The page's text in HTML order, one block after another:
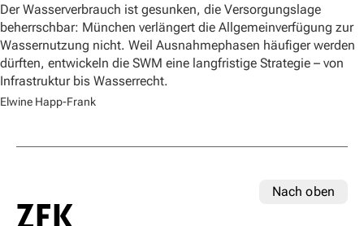
Der Wasserverbrauch ist gesunken, die Versorgungslage
beherrschbar: München verlängert die Allgemeinverfügung zur
Wassernutzung nicht. Weil Ausnahmephasen häufiger werden
dürften, entwickeln die SWM eine langfristige Strategie – von
Infrastruktur bis Wasserrecht.
Elwine Happ-Frank
Nach oben